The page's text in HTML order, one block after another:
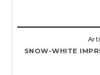
SNOW-WHITE